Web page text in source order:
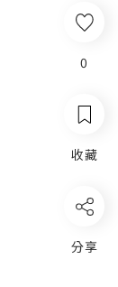
0
收藏
分享